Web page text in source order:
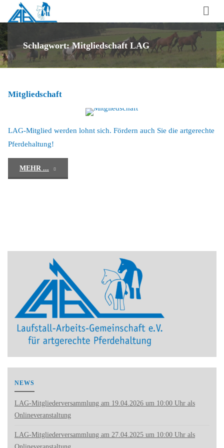
Arbeits-
Gemeinschaft
für
artgerechte
Schlagwort:Mitgliedschaft LAG
Mitgliedschaft
LAG-Mitglied werden lohnt sich. Fördern auch Sie die artgerechte
Pferdehaltung!
MEHR ...
NEWS
LAG-Mitgliederversammlung am 19.04.2026 um 10:00 Uhr als
Onlineveranstaltung
LAG-Mitgliederversammlung am 27.04.2025 um 10:00 Uhr als